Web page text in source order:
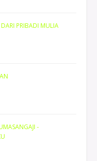
PRIBADI MULIA
-